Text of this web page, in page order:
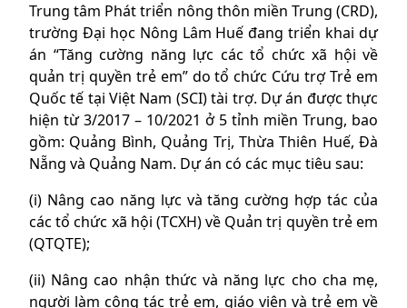
Trung tâm Phát triển nông thôn miền Trung (CRD),
trường Đại học Nông Lâm Huế đang triển khai dự
án “Tăng cường năng lực các tổ chức xã hội về
quản trị quyền trẻ em” do tổ chức Cứu trợ Trẻ em
Quốc tế tại Việt Nam (SCI) tài trợ. Dự án được thực
hiện từ 3/2017 – 10/2021 ở 5 tỉnh miền Trung, bao
gồm: Quảng Bình, Quảng Trị, Thừa Thiên Huế, Đà
Nẵng và Quảng Nam. Dự án có các mục tiêu sau:
(i) Nâng cao năng lực và tăng cường hợp tác của
các tổ chức xã hội (TCXH) về Quản trị quyền trẻ em
(QTQTE);
(ii) Nâng cao nhận thức và năng lực cho cha mẹ,
người làm công tác trẻ em, giáo viên và trẻ em về